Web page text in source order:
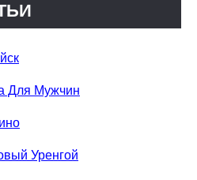
Для Мужчин
Уренгой